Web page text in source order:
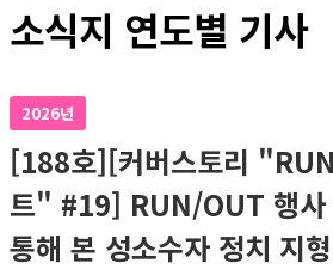
소식지 연도별 기사
2026년
[188호][커버스토리
트" #19] RUN/OUT 행사
통해 본 성소수자 정치 지형